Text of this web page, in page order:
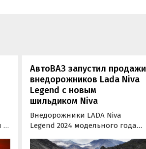
и
АвтоВАЗ запустил продажи
внедорожников Lada Niva
Legend с новым
шильдиком Niva
Внедорожники LADA Niva
Legend 2024 модельного года
«прошлогодних» не только